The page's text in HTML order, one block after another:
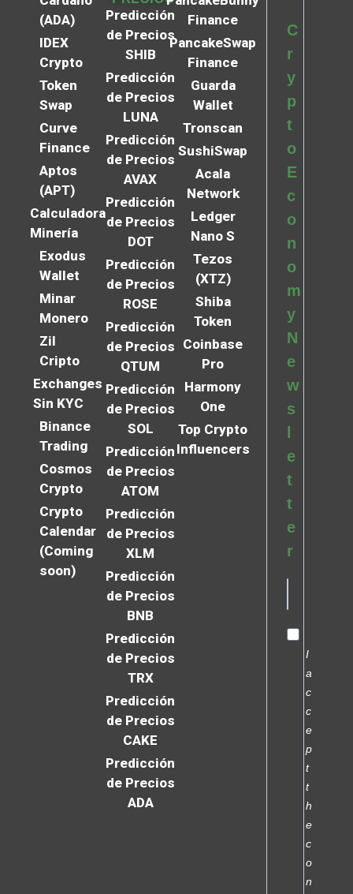
(ADA)
IDEX
Crypto
Token
Swap
Curve
Finance
Aptos
(APT)
Calculadora
Minería
Exodus
Wallet
Minar
Monero
Zil
Cripto
Exchanges
Sin KYC
Binance
Trading
Cosmos
Crypto
Crypto
Calendar
(Coming
soon)
Predicción
de Precios
SHIB
Predicción
de Precios
LUNA
Predicción
de Precios
AVAX
Predicción
de Precios
DOT
Predicción
de Precios
ROSE
Predicción
de Precios
QTUM
Predicción
de Precios
SOL
Predicción
de Precios
ATOM
Predicción
de Precios
XLM
Predicción
de Precios
BNB
Predicción
de Precios
TRX
Predicción
de Precios
CAKE
Predicción
de Precios
ADA
Finance
PancakeSwap
Finance
Guarda
Wallet
Tronscan
SushiSwap
Acala
Network
Ledger
Nano S
Tezos
(XTZ)
Shiba
Token
Coinbase
Pro
Harmony
One
Top Crypto
Influencers
C
r
y
p
t
o
E
c
o
n
o
m
y
N
e
w
s
e
t
t
e
r
I
a
c
c
e
p
t
t
h
e
c
o
n